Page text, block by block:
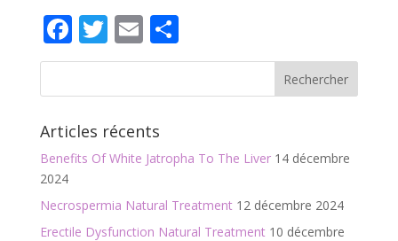
Facebook
Twitter
EmailPartager
Articles récents
Benefits Of White Jatropha To The Liver 14 décembre
2024
Necrospermia Natural Treatment 12 décembre 2024
Erectile Dysfunction Natural Treatment 10 décembre